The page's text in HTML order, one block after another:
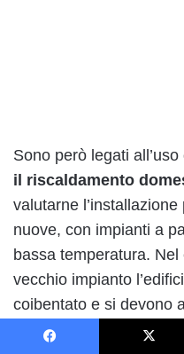
Sono però legati all’uso
il riscaldamento
valutarne
nuove, con impianti a
bassa temperatura.
vecchio impianto
coibentato e si devono
d’esercizi dei radiatori